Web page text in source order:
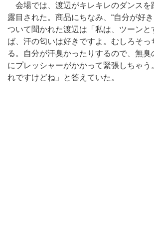
会場では、渡辺がキレキレのダンスを
露目された。商品にちなみ、“自分が好
ついて聞かれた渡辺は「私は、ツーンと
ば、汗の匂いは好きですよ。むしろそっ
る。自分が汗臭かったりするので、無臭
にプレッシャーがかかって緊張しちゃう
れですけどね」と答えていた。